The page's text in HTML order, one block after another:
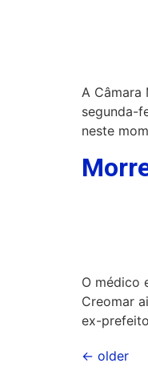
A Câmara
segunda-
neste
O médico
Creomar
ex-
← older